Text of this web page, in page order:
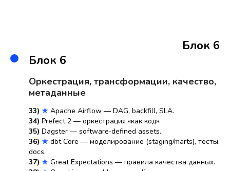
Блок 6
Блок 6
Оркестрация, трансформации, качество,
метаданные
33) ★ Apache Airflow — DAG, backfill, SLA.
34) Prefect 2 — оркестрация «как код».
35) Dagster — software‑defined assets.
36) ★ dbt Core — моделирование (staging/marts), тесты,
docs.
37) ★ Great Expectations — правила качества данных.